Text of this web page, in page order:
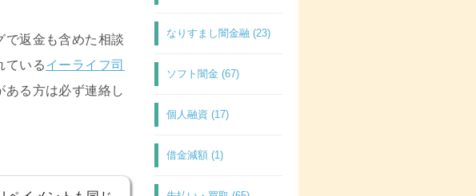
で返金も含めた相談
ているイーライフ司
る方は必ず連絡し
なりすまし闇金融 (23)
ソフト闇金 (67)
個人融資 (17)
借金減額 (1)